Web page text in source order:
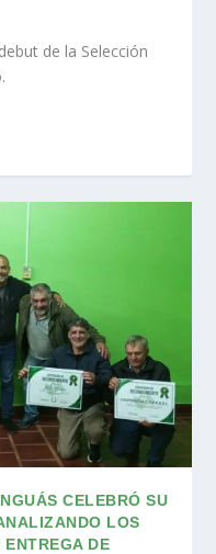
de la Selección
CELEBRÓ SU
LOS
DE